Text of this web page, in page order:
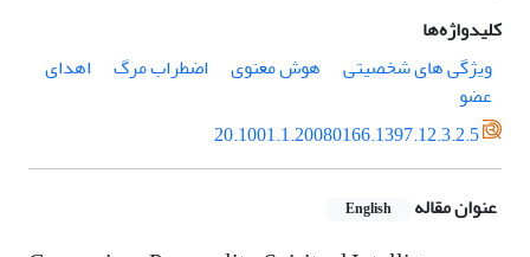
کلیدواژه‌ها
ویژگی های شخصیتی
هوش معنوی اضطراب مرگ
اهدای
عضو
20.1001.1.20080166.1397.12.3.2.5
عنوان مقاله English